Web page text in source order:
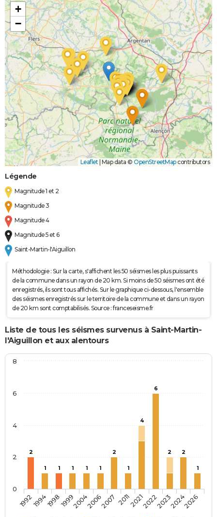
+
−
Leaflet Map data © OpenStreetMapcontributors
Légende
Magnitude 1 et 2
Magnitude 3
Magnitude 4
Magnitude 5 et 6
Saint-Martin-l'Aiguillon
Méthodologie : Sur la carte, s'affichent les 50 séismes les plus puissants
de la commune dans un rayon de 20 km. Si moins de 50 séismes ont été
enregistrés, ils sont tous affichés. Sur le graphique ci-dessous, l'ensemble
des séismes enregistrés sur le territoire de la commune et dans un rayon
de 20 km sont comptabilisés. Source : franceseisme.fr
Liste de tous les séismes survenus à Saint-Martin-
l'Aiguillon et aux alentours
2
1 1 1 1 1
2
1
4
6
2 2
1
1992199419981999200420062007 201120212022202320242026
0
2
4
6
8